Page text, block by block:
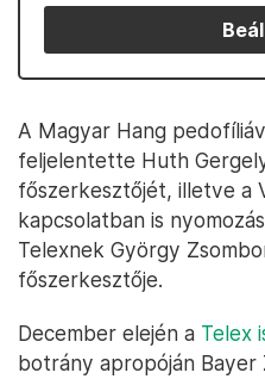
A Magyar Hang
feljelentette Huth
főszerkesztőjét, illetve a
kapcsolatban is
Telexnek György
főszerkesztője.
December elején a Telex
botrány apropóján